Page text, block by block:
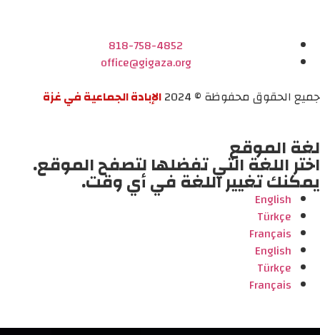
818-758-4852
office@gigaza.org
جميع الحقوق محفوظة © 2024
الإبادة الجماعية في غزة
لغة الموقع
اختر اللغة التي تفضلها لتصفح الموقع.
يمكنك تغيير اللغة في أي وقت.
English
Türkçe
Français
English
Türkçe
Français